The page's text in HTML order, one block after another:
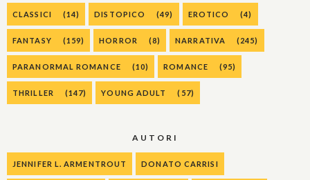
CLASSICI (14) DISTOPICO (49) EROTICO (4)
FANTASY (159) HORROR (8) NARRATIVA (245)
PARANORMAL ROMANCE (10) ROMANCE (95)
THRILLER (147) YOUNG ADULT (57)
AUTORI
JENNIFER L. ARMENTROUT DONATO CARRISI